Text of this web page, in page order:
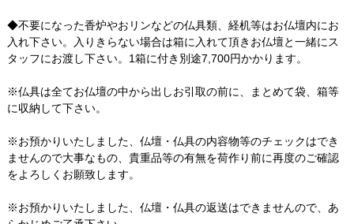
◆不要になった香炉やおリンなどの仏具類、経机等はお仏壇内にお
入れ下さい。入りきらない場合は箱に入れて頂きお仏壇と一緒にス
タッフにお渡し下さい。1箱に付き別途7,700円かかります。
※仏具は全てお仏壇の中から出しお引取の前に、まとめて袋、箱等
に収納して下さい。
※お預かりいたしました、仏壇・仏具の内容物等のチェックはでき
ませんので大事なもの、貴重品等の有無を荷作り前に再度のご確認
をよろしくお願致します。
※お預かりいたしました、仏壇・仏具の返送はできませんので、あ